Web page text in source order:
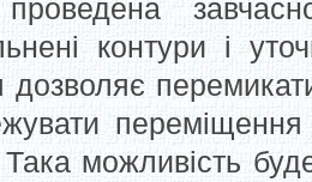
контури і
дозволяє
можливість